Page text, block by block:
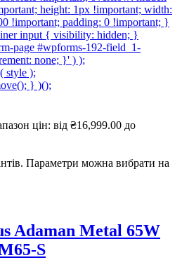
height: 1px !important; width:
!important; padding: 0 !important; }
input { visibility: hidden; }
page #wpforms-192-field_1-
none; }' ) );
style );
} )();
цін: від ₴16,999.00 до
Параметри можна вибрати на
Adaman Metal 65W
S